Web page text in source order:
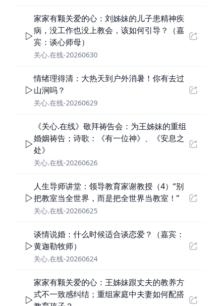
家家有颗关爱的心：刘姊妹的儿子患精神疾
病，没工作也没上教会，该如何引导？（嘉
宾：谈心师母）
关心.在线-20260630
情绪理得清：大热天到户外消暑！你有去过
山涧吗？
关心.在线-20260629
《关心.在线》敬拜祷告会：为王姊妹的重组
婚姻祷告；诗歌：《有一位神》、《安息之
处》
关心.在线-20260626
人生导师讲堂：领导教育家谢教授（4）“别
把教室当全世界，而是把全世界当教室！”
关心.在线-20260625
谈情说婚：什么时候适合谈恋爱？（嘉宾：
黄迦勒牧师）
关心.在线-20260624
家家有颗关爱的心：王姊妹跟丈夫的教养方
式不一致感纠结；重组家庭中夫妻如何配搭